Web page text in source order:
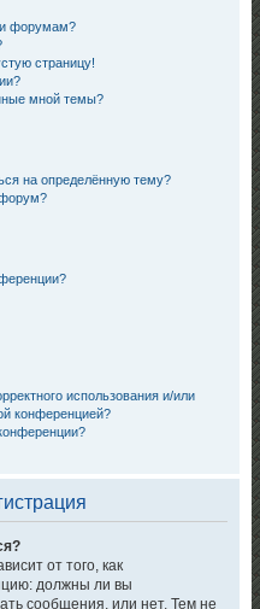
форумам?
страницу!
мной темы?
на определённую тему?
использования и/или
конференцией?
от того, как
должны ли вы
сообщения, или нет. Тем не